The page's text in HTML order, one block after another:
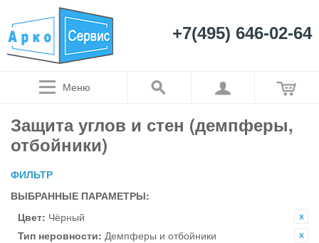
+7(495) 646-02-64
Меню
Защита углов и стен (демпферы,
отбойники)
ФИЛЬТР
ВЫБРАННЫЕ ПАРАМЕТРЫ:
Цвет: Чёрный
Тип неровности: Демпферы и отбойники